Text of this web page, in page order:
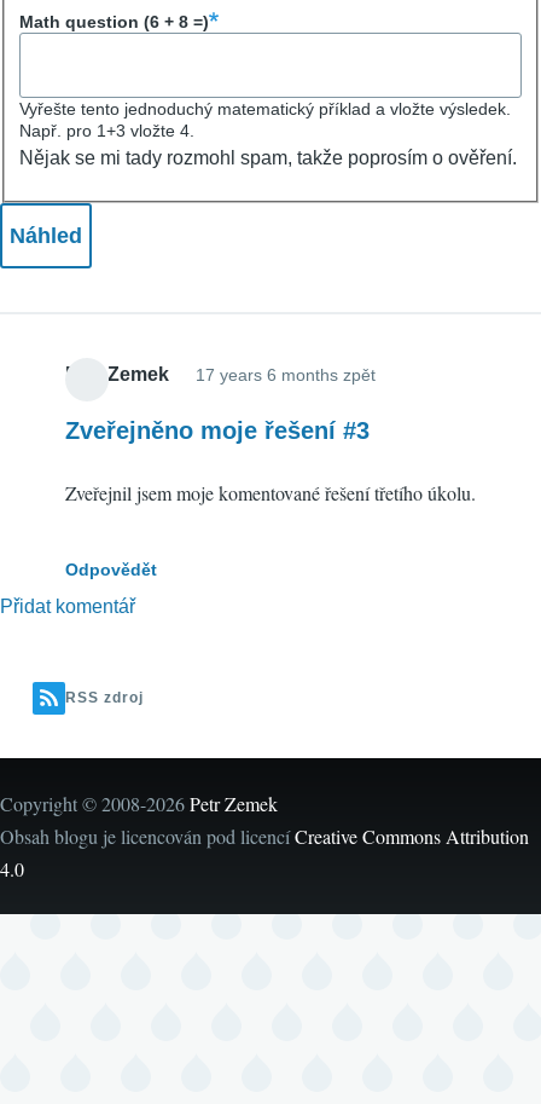
Math question (6 + 8 =)
Vyřešte tento jednoduchý matematický příklad a vložte výsledek.
Např. pro 1+3 vložte 4.
Nějak se mi tady rozmohl spam, takže poprosím o ověření.
Petr Zemek 17 years 6 months zpět
Zveřejněno moje řešení #3
Zveřejnil jsem moje komentované řešení třetího úkolu.
Odpovědět
Přidat komentář
RSS zdroj
Copyright © 2008-2026Petr Zemek
Obsah blogu je licencován pod licencíCreative Commons Attribution
4.0